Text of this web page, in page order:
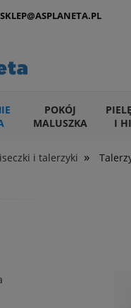
POKÓJ
MALUSZKA
I
i talerzyki »
SKLEP@ASPLANETA.PL